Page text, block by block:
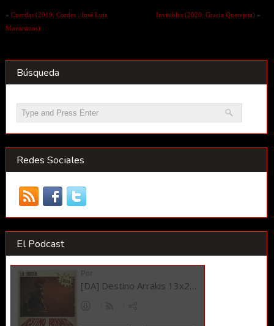
« Cuerdas (2019. Cordes . José Luis
Montesinos)
Invisibles (2020. Gracia Querejeta) »
Búsqueda
Redes Sociales
El Podcast